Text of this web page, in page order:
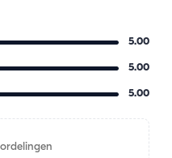
5.00
5.00
5.00